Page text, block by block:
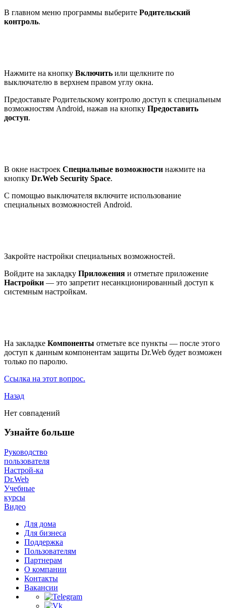
В главном меню программы выберите Родительский
контроль.
Нажмите на кнопку Включить или щелкните по
выключателю в верхнем правом углу окна.
Предоставьте Родительскому контролю доступ к специальным
возможностям Android, нажав на кнопку Предоставить
доступ.
В окне настроек Специальные возможности нажмите на
кнопку Dr.Web Security Space.
С помощью выключателя включите использование
специальных возможностей Android.
Закройте настройки специальных возможностей.
Войдите на закладку Приложения и отметьте приложение
Настройки — это запретит несанкционированный доступ к
системным настройкам.
На закладке Компоненты отметьте все пункты — после этого
доступ к данным компонентам защиты Dr.Web будет возможен
только по паролю.
Ссылка на этот вопрос.
Назад
Нет совпадений
Узнайте больше
Руководство
пользователя
Настрой-ка
Dr.Web
Учебные
курсы
Видео
Для дома
Для бизнеса
Поддержка
Пользователям
Партнерам
О компании
Контакты
Вакансии